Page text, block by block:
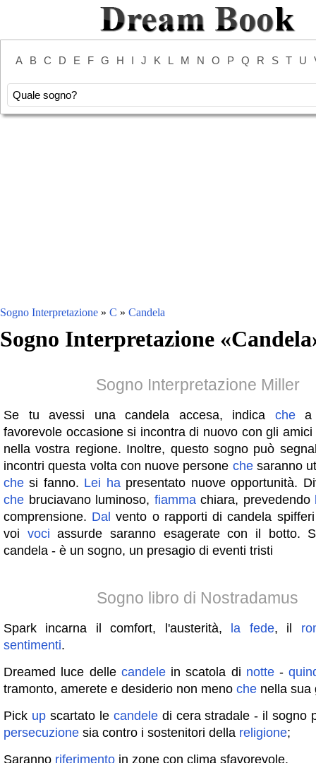
A B C D E F G H I J K L M N O P Q R S T U
Sogno Interpretazione » C » Candela
Sogno Interpretazione «Candela
Sogno Interpretazione Miller
Se tu avessi una candela accesa, indica chea
favorevole occasione si incontra di nuovo con gli
nella vostra regione. Inoltre, questo sogno può
incontri questa volta con nuove persone chesaranno
che si fanno. Lei hapresentato nuove opportunità.
che bruciavano luminoso, fiammachiara, prevedendo
comprensione. Dal vento o rapporti di candela
voi voci assurde saranno esagerate con il botto.
candela - è un sogno, un presagio di eventi tristi
Sogno libro di Nostradamus
Spark incarna il comfort, l'austerità, la fede, il
sentimenti.
Dreamed luce delle candelein scatola di notte-
tramonto, amerete e desiderio non meno che nella sua
Pick upscartato le candeledi cera stradale - il sogno
persecuzione sia contro i sostenitori della religione;
Saranno riferimento in zone con clima sfavorevole.